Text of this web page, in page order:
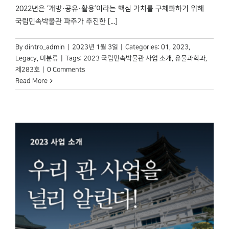
2022년은 ‘개방·공유·활용’이라는 핵심 가치를 구체화하기 위해
국립민속박물관 파주가 추진한 [...]
By dintro_admin 2023년 1월 3일 Categories: 01 , 2023,
Legacy, 미분류 Tags: 2023 국립민속박물관 사업 소개 , 유물과학과,
제283호
0 Comments
Read More